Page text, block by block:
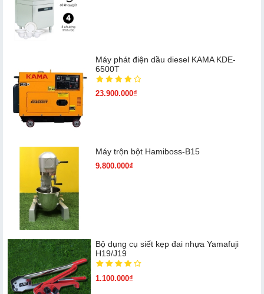
Máy phát điện dầu diesel KAMA KDE-
6500T
23.900.000₫
Máy trộn bột Hamiboss-B15
9.800.000₫
Bộ dụng cụ siết kẹp đai nhựa Yamafuji
H19/J19
1.100.000₫